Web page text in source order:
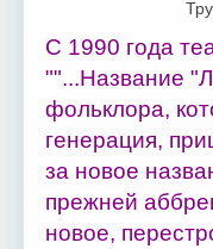
С 1990 года
""...Название
фольклора,
генерация,
за новое
прежней
новое,